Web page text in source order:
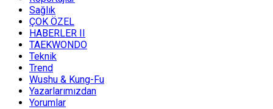
Sağlık
ÇOK ÖZEL
HABERLER II
TAEKWONDO
Teknik
Trend
Wushu & Kung-Fu
Yazarlarımızdan
Yorumlar